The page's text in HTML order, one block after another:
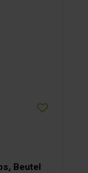
Beutel